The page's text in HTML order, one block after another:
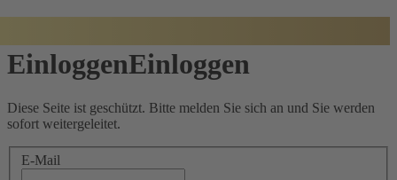
EinloggenEinloggen
Diese Seite ist geschützt. Bitte melden Sie sich an und Sie werden
sofort weitergeleitet.
E-Mail